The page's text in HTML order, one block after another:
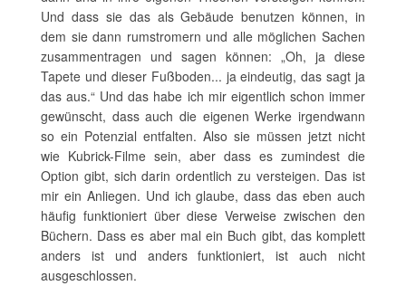
Und dass sie das als Gebäude benutzen können, in
dem sie dann rumstromern und alle möglichen Sachen
zusammentragen und sagen können: „Oh, ja diese
Tapete und dieser Fußboden... ja eindeutig, das sagt ja
das aus.“ Und das habe ich mir eigentlich schon immer
gewünscht, dass auch die eigenen Werke irgendwann
so ein Potenzial entfalten. Also sie müssen jetzt nicht
wie Kubrick-Filme sein, aber dass es zumindest die
Option gibt, sich darin ordentlich zu versteigen. Das ist
mir ein Anliegen. Und ich glaube, dass das eben auch
häufig funktioniert über diese Verweise zwischen den
Büchern. Dass es aber mal ein Buch gibt, das komplett
anders ist und anders funktioniert, ist auch nicht
ausgeschlossen.